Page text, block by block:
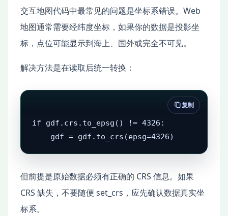
交互地图代码中最常见的问题是坐标系错误。Web
地图通常需要经纬度坐标，如果你的数据是投影坐
标，点位可能显示到海上、国外或完全不可见。
解决方法是在读取后统一转换：
if gdf.crs.to_epsg() != 4326:
    gdf = gdf.to_crs(epsg=4326)
复制
但前提是原始数据必须有正确的 CRS 信息。如果
CRS 缺失，不要随便 set_crs，应先确认数据真实坐
标系。